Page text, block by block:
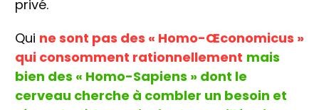
privé.
Qui ne sont pas des « Homo-Œconomicus »
qui consomment rationnellement mais
bien des « Homo-Sapiens » dont le
cerveau cherche à combler un besoin et